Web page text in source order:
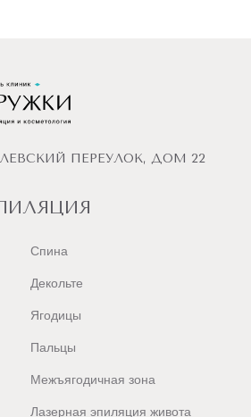
ПЕРЕУЛОК, ДОМ 22
Спина
Декольте
Ягодицы
Пальцы
Межъягодичная зона
Лазерная эпиляция живота